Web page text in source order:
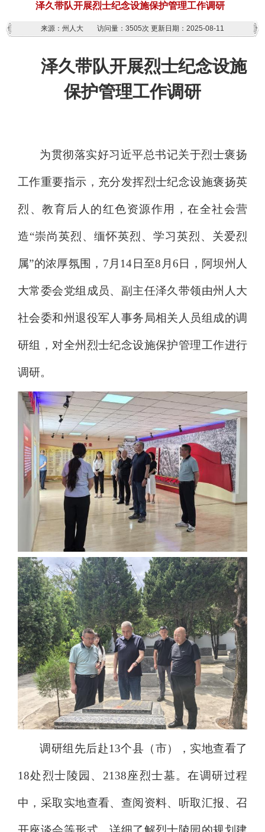
泽久带队开展烈士纪念设施保护管理工作调研
来源：州人大 访问量： 3505次 更新日期：2025-08-11
泽久带队开展烈士纪念设施
保护管理工作调研
为贯彻落实好习近平总书记关于烈士褒扬
工作重要指示，充分发挥烈士纪念设施褒扬英
烈、教育后人的红色资源作用，在全社会营
造“崇尚英烈、缅怀英烈、学习英烈、关爱烈
属”的浓厚氛围 ， 7 月 14 日至8 月6 日， 阿坝州人
大常委会党组成员、 副主任泽久带领由州人大
社会委和州退役军人事务局相关人员组成的调
研组，对全州烈士纪念设施保护管理工作进行
调研。
调研组先后赴13个县（市） ，实地查看了
18处烈士陵园、 2138座烈士墓。在调研过程
中， 采取实地查看、查阅资料、听取汇报、召